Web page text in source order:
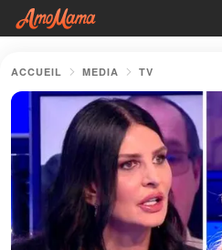
ACCUEIL MEDIA TV